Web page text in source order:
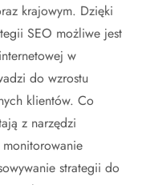
krajowym. Dzięki
SEO możliwe jest
w
do wzrostu
klientów. Co
z narzędzi
strategii do